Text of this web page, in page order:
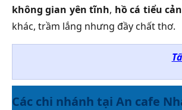
không gian yên tĩnh, hồ cá tiểu
khác, trầm lắng nhưng đầy chất thơ.
Các chi nhánh tại An cafe